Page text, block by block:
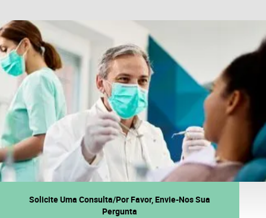
Solicite Uma Consulta/Por Favor, Envie-Nos Sua
Pergunta